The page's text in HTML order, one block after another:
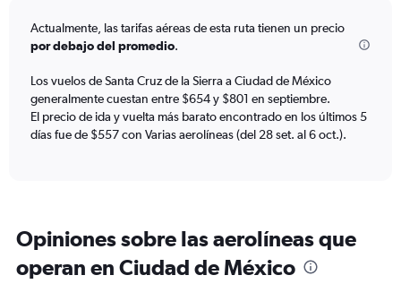
The
chart
1
Y
axis
displaying
Actualmente, las tarifas aéreas de esta ruta tienen un precio
por debajo del promedio.
Los vuelos de Santa Cruz de la Sierra a Ciudad de México
generalmente cuestan entre $654 y $801 en septiembre.
El precio de ida y vuelta más barato encontrado en los últimos 5
días fue de $557 con Varias aerolíneas (del 28 set. al 6 oct.).
Opiniones sobre las aerolíneas que
operan en Ciudad de México